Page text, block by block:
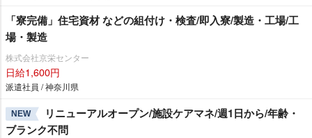
「寮完備」住宅資材 などの組付け・検査/即入寮/製造・工場/工
場・製造
株式会社京栄センター
日給1,600円
派遣社員 / 神奈川県
NEW
リニューアルオープン/施設ケアマネ/週1日から/年齢・
ブランク不問